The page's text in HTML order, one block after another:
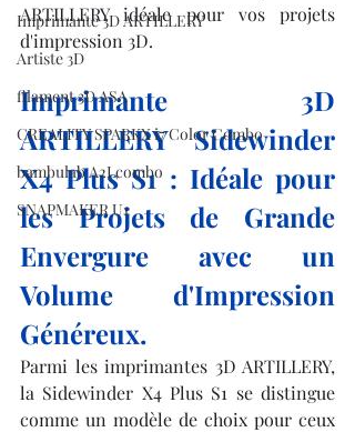
Imprimante 3D ARTILLERY
Artiste 3D
filament 3D ASA
CREALITY SPARKX i7 Color Combo
bambulab A2Lcombo
SNAPMAKER U1
ARTILLERY idéale pour vos projets
d'impression 3D.
Imprimante 3D
ARTILLERY Sidewinder
X4 Plus S1 : Idéale pour
les Projets de Grande
Envergure avec un
Volume d'Impression
Généreux.
Parmi les imprimantes 3D ARTILLERY,
la Sidewinder X4 Plus S1 se distingue
comme un modèle de choix pour ceux